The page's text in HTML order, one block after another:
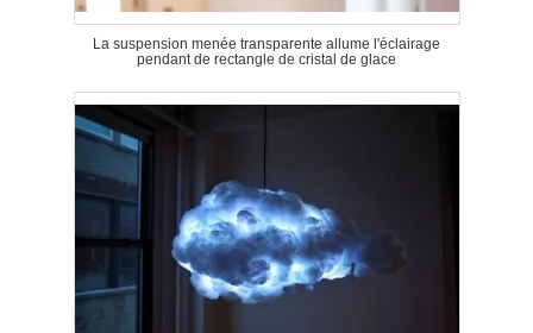
La suspension menée transparente allume l'éclairage
pendant de rectangle de cristal de glace